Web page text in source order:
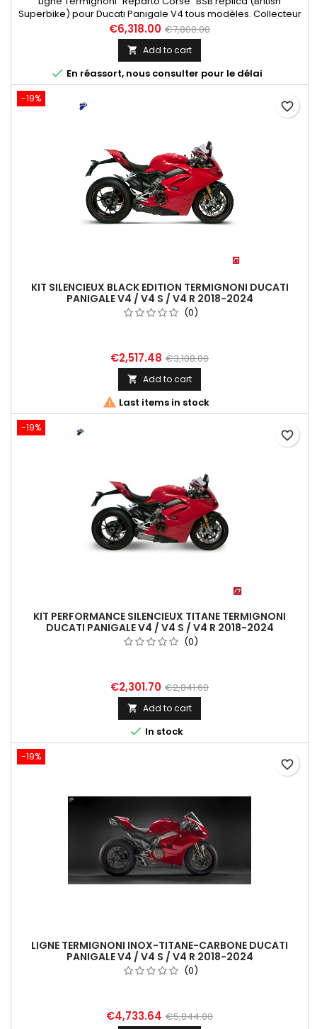
Superbike) pour Ducati Panigale V4 tous modèles. Collecteur
Inox, silencieux Titane - Carbone, Collecteur inconel
(tubulures sorties cylindre avant non fournies, utiliser les
éléments d'origine), Silencieux sans db-killer (niveau sonore
+/- 102 db), Inclus Kit Upmap (T800 + câble), Sans filtre à air.
€6,318.00 €7,800.00
 Add to cart
 En réassort, nous consulter pour le délai
-19%
KIT SILENCIEUX BLACK EDITION TERMIGNONI DUCATI
PANIGALE V4 / V4 S / V4 R 2018-2024
(0)
€2,517.48 €3,108.00
 Add to cart
 Last items in stock
favorite_border
-19%
KIT PERFORMANCE SILENCIEUX TITANE TERMIGNONI
DUCATI PANIGALE V4 / V4 S / V4 R 2018-2024
(0)
€2,301.70 €2,841.60
 Add to cart
 In stock
favorite_border
-19%
LIGNE TERMIGNONI INOX-TITANE-CARBONE DUCATI
PANIGALE V4 / V4 S / V4 R 2018-2024
(0)
€4,733.64 €5,844.00
favorite_border